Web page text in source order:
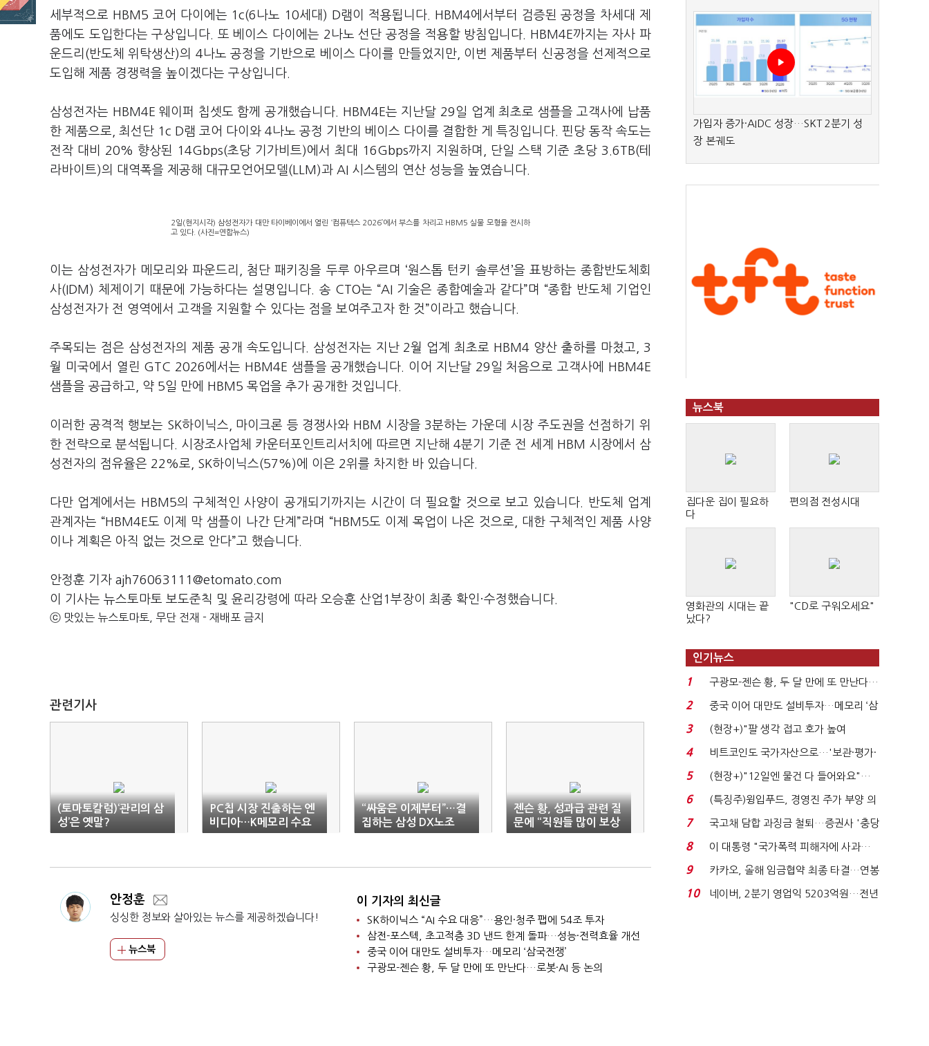
세부적으로 HBM5 코어 다이에는 1c(6나노 10세대) D램이 적용됩니다. HBM4에서부터 검증된 공정을 차세대 제
품에도 도입한다는 구상입니다. 또 베이스 다이에는 2나노 선단 공정을 적용할 방침입니다. HBM4E까지는 자사 파
운드리(반도체 위탁생산)의 4나노 공정을 기반으로 베이스 다이를 만들었지만, 이번 제품부터 신공정을 선제적으로
도입해 제품 경쟁력을 높이겠다는 구상입니다.
삼성전자는 HBM4E 웨이퍼 칩셋도 함께 공개했습니다. HBM4E는 지난달 29일 업계 최초로 샘플을 고객사에 납품
한 제품으로, 최선단 1c D램 코어 다이와 4나노 공정 기반의 베이스 다이를 결합한 게 특징입니다. 핀당 동작 속도는
전작 대비 20% 향상된 14Gbps(초당 기가비트)에서 최대 16Gbps까지 지원하며, 단일 스택 기준 초당 3.6TB(테
라바이트)의 대역폭을 제공해 대규모언어모델(LLM)과 AI 시스템의 연산 성능을 높였습니다.
2일(현지시각) 삼성전자가 대만 타이베이에서 열린 ‘컴퓨텍스 2026’에서 부스를 차리고 HBM5 실물 모형을 전시하
고 있다. (사진=연합뉴스)
이는 삼성전자가 메모리와 파운드리, 첨단 패키징을 두루 아우르며 ‘원스톱 턴키 솔루션’을 표방하는 종합반도체회
사(IDM) 체제이기 때문에 가능하다는 설명입니다. 송 CTO는 “AI 기술은 종합예술과 같다”며 “종합 반도체 기업인
삼성전자가 전 영역에서 고객을 지원할 수 있다는 점을 보여주고자 한 것”이라고 했습니다.
주목되는 점은 삼성전자의 제품 공개 속도입니다. 삼성전자는 지난 2월 업계 최초로 HBM4 양산 출하를 마쳤고, 3
월 미국에서 열린 GTC 2026에서는 HBM4E 샘플을 공개했습니다. 이어 지난달 29일 처음으로 고객사에 HBM4E
샘플을 공급하고, 약 5일 만에 HBM5 목업을 추가 공개한 것입니다.
이러한 공격적 행보는 SK하이닉스, 마이크론 등 경쟁사와 HBM 시장을 3분하는 가운데 시장 주도권을 선점하기 위
한 전략으로 분석됩니다. 시장조사업체 카운터포인트리서치에 따르면 지난해 4분기 기준 전 세계 HBM 시장에서 삼
성전자의 점유율은 22%로, SK하이닉스(57%)에 이은 2위를 차지한 바 있습니다.
다만 업계에서는 HBM5의 구체적인 사양이 공개되기까지는 시간이 더 필요할 것으로 보고 있습니다. 반도체 업계
관계자는 “HBM4E도 이제 막 샘플이 나간 단계”라며 “HBM5도 이제 목업이 나온 것으로, 대한 구체적인 제품 사양
이나 계획은 아직 없는 것으로 안다”고 했습니다.
안정훈 기자 ajh76063111@etomato.com
이 기사는 뉴스토마토 보도준칙 및 윤리강령에 따라 오승훈 산업1부장이 최종 확인·수정했습니다.
ⓒ 맛있는 뉴스토마토, 무단 전재 - 재배포 금지
관련기사
(토마토칼럼)‘관리의 삼
성’은 옛말?
PC칩 시장 진출하는 엔
비디아…K메모리 수요
‘고공행진’
“싸움은 이제부터”…결
집하는 삼성 DX노조
젠슨 황, 성과급 관련 질
문에 “직원들 많이 보상
해야”
안정훈
싱싱한 정보와 살아있는 뉴스를 제공하겠습니다!
뉴스북
이 기자의 최신글
SK하이닉스 “AI 수요 대응”…용인·청주 팹에 54조 투자
삼전-포스텍, 초고적층 3D 낸드 한계 돌파…성능·전력효율 개선
중국 이어 대만도 설비투자…메모리 ‘삼국전쟁’
구광모-젠슨 황, 두 달 만에 또 만난다…로봇·AI 등 논의
가입자 증가·AIDC 성장…SKT 2분기 성
장 본궤도
뉴스북
집다운 집이 필요하
다
편의점 전성시대
영화관의 시대는 끝
났다?
"CD로 구워오세요"
인기뉴스
1
구광모-젠슨 황, 두 달 만에 또 만난다…
로봇·AI 등 논...
2
중국 이어 대만도 설비투자…메모리 ‘삼
국전쟁’
3
(현장+)"팔 생각 접고 호가 높여
요"…'덜 똘똘한 한 채' 20...
4
비트코인도 국가자산으로…'보관·평가·
처분' 기준은 ...
5
(현장+)"12일엔 물건 다 들어와요"…
빈 매대 채우며 문 연 ...
6
(특징주)윙입푸드, 경영진 주가 부양 의
지에 상한가...
7
국고채 담합 과징금 철퇴…증권사 '충당
금 폭탄' 우려...
8
이 대통령 "국가폭력 피해자에 사과…
적극적 조사로 진...
9
카카오, 올해 임금협약 최종 타결…연봉
6.3% 인상·격려...
10
네이버, 2분기 영업익 5203억원…전년